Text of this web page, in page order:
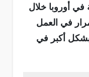
في أوروبا خلال
في العمل
أكبر في